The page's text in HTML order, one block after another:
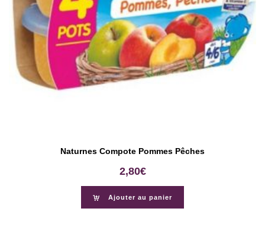
Naturnes Compote Pommes Pêches
2,80€
Ajouter au panier